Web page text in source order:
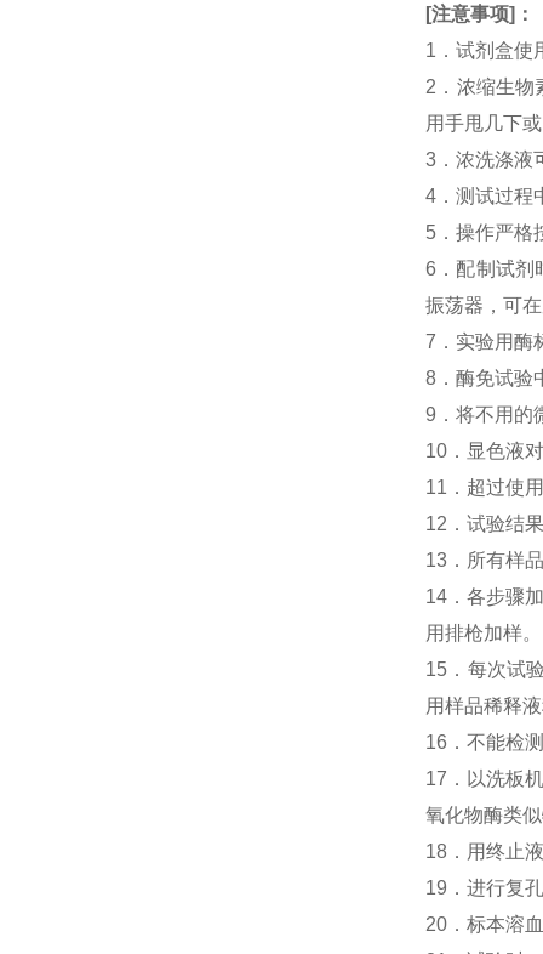
[注意事项] ：
1．试剂盒使
2．浓缩生物
用手甩几下
3．浓洗涤液
4．测试过程
5．操作严格
6．配制试剂
振荡器，可
7．实验用酶
8．酶免试验
9．将不用的
10．显色液
11．超过使
12．试验结
13．所有样
14．各步骤
用排枪加样。
15．每次试
用样品稀释
16．不能检
17．以洗板
氧化物酶类
18．用终止
19．进行复
20．标本溶